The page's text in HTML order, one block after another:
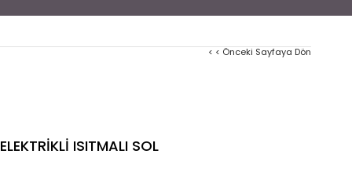
< < Önceki Sayfaya Dön
ISITMALI SOL